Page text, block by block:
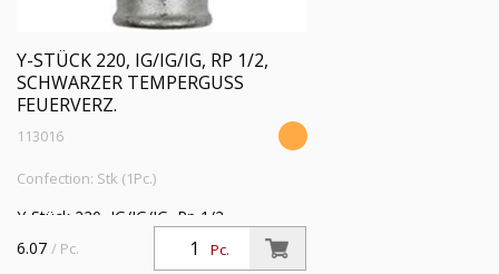
Y-STÜCK 220, IG/IG/IG, RP 1/2,
SCHWARZER TEMPERGUSS
FEUERVERZ.
113016
Confection: Stk (1Pc.)
Y-Stück 220, IG/IG/IG, Rp 1/2,
Betriebstemperatur -20 °C bis 300 °C,
schwarzer Temperguss, feuerverzinkt,
Pc.
6.07 / Pc.